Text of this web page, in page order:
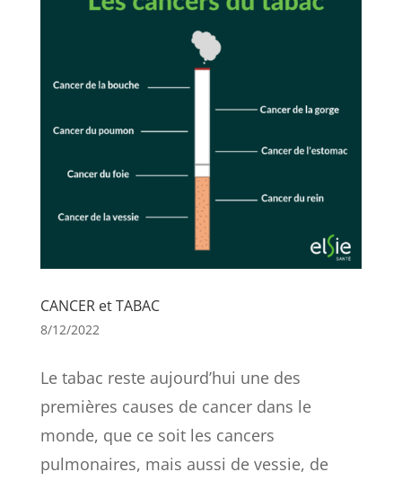
CANCER et TABAC
8/12/2022
Le tabac reste aujourd’hui une des
premières causes de cancer dans le
monde, que ce soit les cancers
pulmonaires, mais aussi de vessie, de